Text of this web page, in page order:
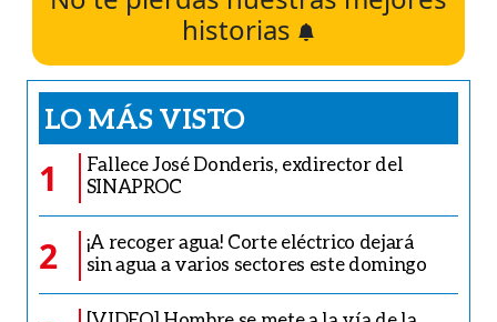
historias
LO MÁS VISTO
1
Fallece José Donderis, exdirector del
SINAPROC
2
¡A recoger agua! Corte eléctrico dejará
sin agua a varios sectores este domingo